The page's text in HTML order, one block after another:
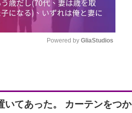
Powered by GliaStudios
いてあった。 カーテンをつか